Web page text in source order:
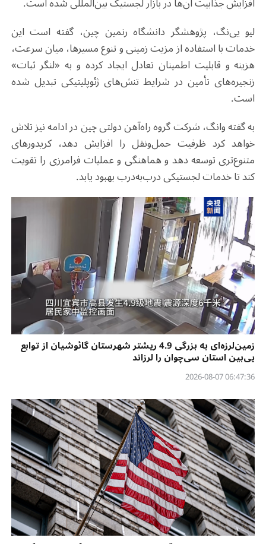
لیو یی‌نگ، پژوهشگر دانشگاه رنمین چین، گفته است این
خدمات با استفاده از مزیت زمینی و تنوع مسیرها، میان سرعت،
هزینه و قابلیت اطمینان تعادل ایجاد کرده و به «لنگر ثبات»
زنجیره‌های تأمین در شرایط تنش‌های ژئوپلیتیکی تبدیل شده
است.
به گفته وانگ، شرکت گروه راه‌آهن دولتی چین در ادامه نیز تلاش
خواهد کرد ظرفیت حمل‌ونقل را افزایش دهد، کریدورهای
متنوع‌تری توسعه دهد و هماهنگی و عملیات فرامرزی را تقویت
کند تا خدمات لجستیکی درب‌به‌درب بهبود یابد.
زمین‌لرزه‌ای به بزرگی 4.9 ریشتر شهرستان گائوشیان از توابع
یی‌بین استان سی‌چوان را لرزاند
06:47:36 2026-08-07